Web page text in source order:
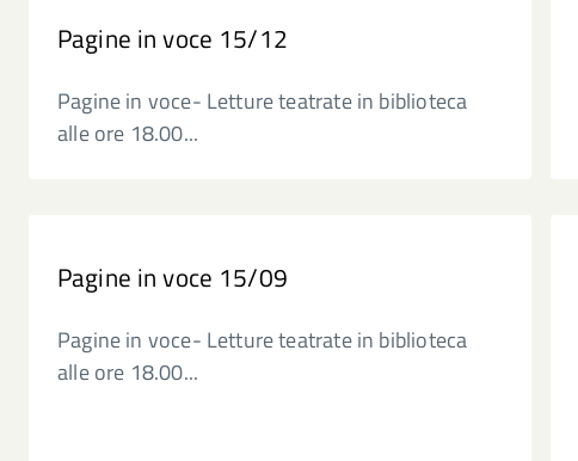
Pagine in voce 15/12
Pagine in voce- Letture teatrate in biblioteca
alle ore 18.00...
Pagine in voce 15/09
Pagine in voce- Letture teatrate in biblioteca
alle ore 18.00...